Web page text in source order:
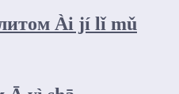
Ài jí lǐ mǔ